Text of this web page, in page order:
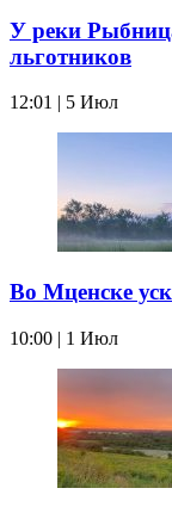
У реки
льготников
12:01 | 5 Июл
Во Мценске
10:00 | 1 Июл